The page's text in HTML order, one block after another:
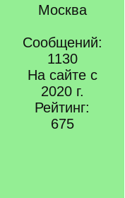
Москва
Сообщений:
1130
На сайте с
2020 г.
Рейтинг:
675